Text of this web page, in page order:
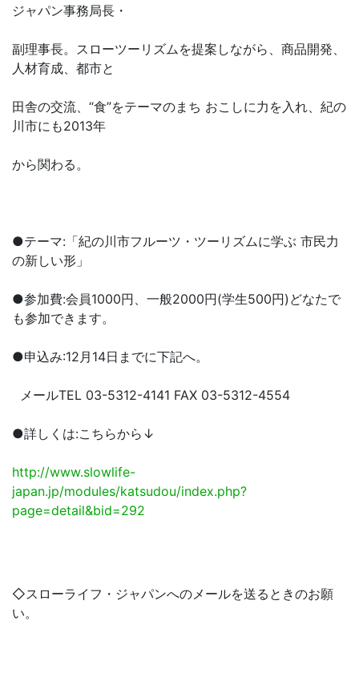
ジャパン事務局長・
副理事長。スローツーリズムを提案しながら、商品開発、
人材育成、都市と
田舎の交流、“食”をテーマのまち おこしに力を入れ、紀の
川市にも2013年
から関わる。
●テーマ:「紀の川市フルーツ・ツーリズムに学ぶ 市民力
の新しい形」
●参加費:会員1000円、一般2000円(学生500円)どなたで
も参加できます。
●申込み:12月14日までに下記へ。
メールTEL 03-5312-4141 FAX 03-5312-4554
●詳しくは:こちらから↓
http://www.slowlife-
japan.jp/modules/katsudou/index.php?
page=detail&bid=292
◇スローライフ・ジャパンへのメールを送るときのお願
い。